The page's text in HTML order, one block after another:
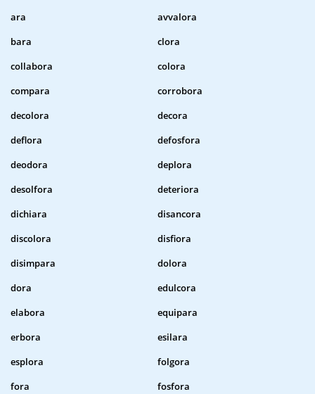
ara
avvalora
bara
clora
collabora
colora
compara
corrobora
decolora
decora
deflora
defosfora
deodora
deplora
desolfora
deteriora
dichiara
disancora
discolora
disfiora
disimpara
dolora
dora
edulcora
elabora
equipara
erbora
esilara
esplora
folgora
fora
fosfora